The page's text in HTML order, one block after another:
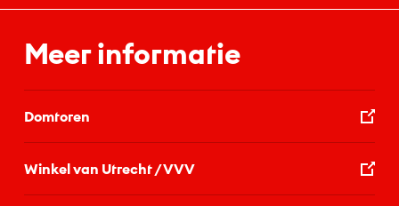
Meer informatie
Domtoren
Winkel van Utrecht / VVV